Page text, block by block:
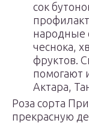
сок
народные
чеснока,
фруктов.
помогают
Актара,
Роза сорта
прекрасную